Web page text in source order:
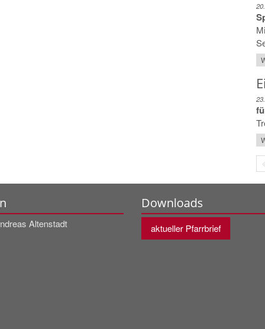
Altenstadt
Downloads
aktueller Pfarrbrief